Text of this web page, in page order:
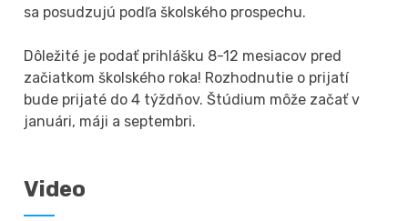
sa posudzujú podľa školského prospechu.
Dôležité je podať prihlášku 8-12 mesiacov pred
začiatkom školského roka! Rozhodnutie o prijatí
bude prijaté do 4 týždňov. Štúdium môže začať v
januári, máji a septembri.
Video